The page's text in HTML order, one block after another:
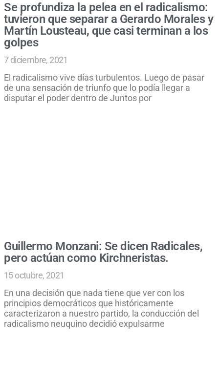
Se profundiza la pelea en el radicalismo:
tuvieron que separar a Gerardo Morales y
Martín Lousteau, que casi terminan a los
golpes
7 diciembre, 2021
El radicalismo vive días turbulentos. Luego de pasar
de una sensación de triunfo que lo podía llegar a
disputar el poder dentro de Juntos por
Guillermo Monzani: Se dicen Radicales,
pero actúan como Kirchneristas.
15 octubre, 2021
En una decisión que nada tiene que ver con los
principios democráticos que históricamente
caracterizaron a nuestro partido, la conducción del
radicalismo neuquino decidió expulsarme